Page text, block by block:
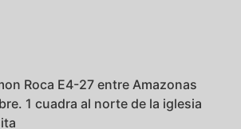
Roca E4-27 entre Amazonas
1 cuadra al norte de la iglesia